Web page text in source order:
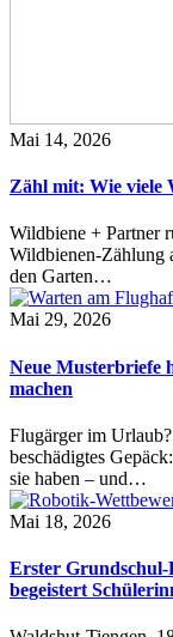
Mai 14, 2026
Zähl mit: Wie viele
Wildbiene + Partner
Wildbienen-Zählung
den Garten…
Mai 29, 2026
Neue Musterbriefe
machen
Flugärger im
beschädigtes
sie haben – und…
Mai 18, 2026
Erster
begeistert